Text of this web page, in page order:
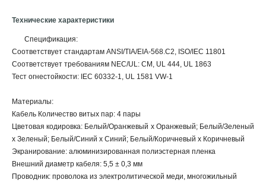
Технические характеристики
Спецификация:
Соответствует стандартам ANSI/TIA/EIA-568.C2, ISO/IEC 11801
Соответствует требованиям NEC/UL: CM, UL 444, UL 1863
Тест огнестойкости: IEC 60332-1, UL 1581 VW-1
Материалы:
Кабель Количество витых пар: 4 пары
Цветовая кодировка: Белый/Оранжевый х Оранжевый; Белый/Зеленый
х Зеленый; Белый/Синий х Синий; Белый/Коричневый х Коричневый
Экранирование: алюминизированная полиэстерная пленка
Внешний диаметр кабеля: 5,5 ± 0,3 мм
Проводник: проволока из электролитической меди, многожильный